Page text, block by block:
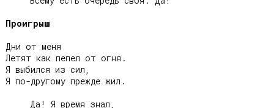
Проигрыш
Дни от меня
Летят как пепел от огня.
Я выбился из сил,
Я по-другому прежде жил.